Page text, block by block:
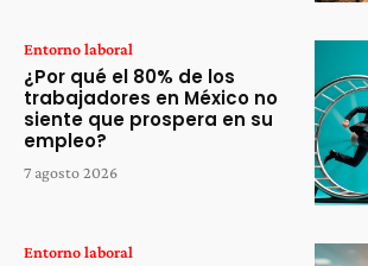
Entorno laboral
¿Por qué el 80% de los
trabajadores en México no
siente que prospera en su
empleo?
7 agosto 2026
Entorno laboral